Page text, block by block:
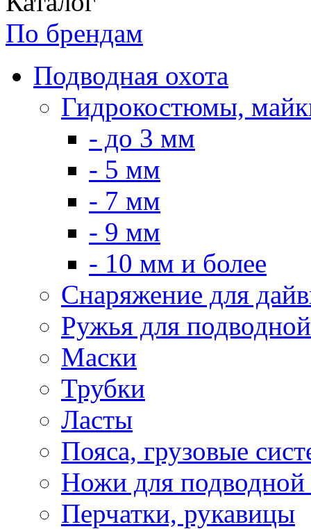
По брендам
Подводная охота
Гидрокостюмы,
- до 3 мм
- 5 мм
- 7 мм
- 9 мм
- 10 мм и более
Снаряжение для
Ружья для
Маски
Трубки
Ласты
Пояса, грузовые
Ножи для подводной
Перчатки, рукавицы